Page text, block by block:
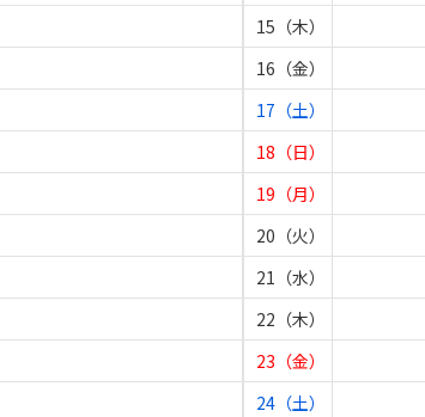
15（木）
16（金）
17（土）
18（日）
19（月）
20（火）
21（水）
22（木）
23（金）
24（土）